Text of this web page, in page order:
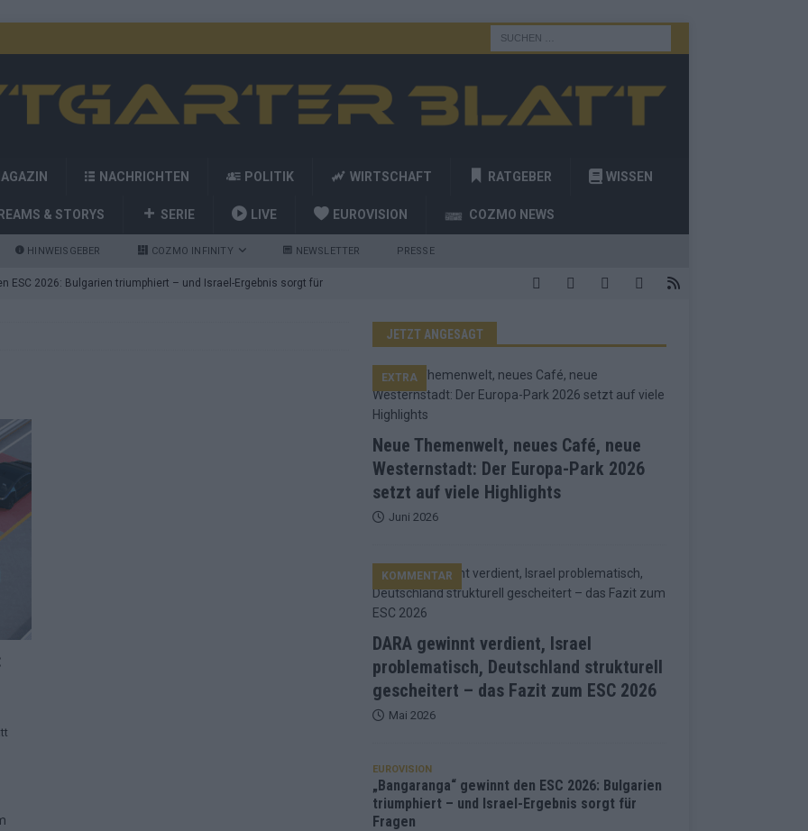
NACHRICHTEN POLITIK WIRTSCHAFT RATGEBER WISSEN
& STORYS SERIE LIVE EUROVISION COZMO NEWS
HINWEISGEBER COZMO INFINITY NEWSLETTER PRESSE
ESC 2026: Bulgarien triumphiert – und Israel-Ergebnis sorgt für
die Showacts im ESC-Finale 2026 in Wien
Favorit, Australien überrascht – alle Acts und unsere Prognose
Jurys – die Geschichte der ESC-Wertung als Spiegel des
vier Big-Four-Länder, ein Gastgeber – alle Acts im
Walzer zu kurz, Moderation zu provinziell – das Fazit zum
2: Dänemark vorne, Aserbaidschan chancenlos – Zypern
Café, neue Westernstadt: Der Europa-Park 2026 setzt auf viele
problematisch, Deutschland strukturell gescheitert – das
JETZT ANGESAGT
Neue Themenwelt, neues Café, neue
Westernstadt: Der Europa-Park 2026
setzt auf viele Highlights
EXTRA
Juni 2026
DARA gewinnt verdient, Israel
problematisch, Deutschland strukturell
gescheitert – das Fazit zum ESC 2026
KOMMENTAR
Mai 2026
EUROVISION
„Bangaranga“ gewinnt den ESC 2026: Bulgarien
triumphiert – und Israel-Ergebnis sorgt für
Fragen